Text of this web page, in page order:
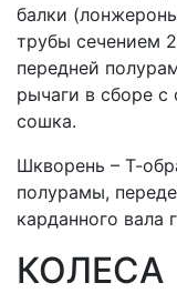
балки
трубы сечением
передней
рычаги в сборе с
сошка.
Шкворень – Т-
полурамы,
карданного вала
КОЛЕСА